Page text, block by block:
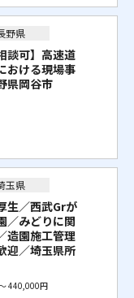
野県
談可】高速道
おける現場事
県岡谷市
玉県
生／西武Grが
／みどりに関
造園施工管理
迎／埼玉県所
440,000円